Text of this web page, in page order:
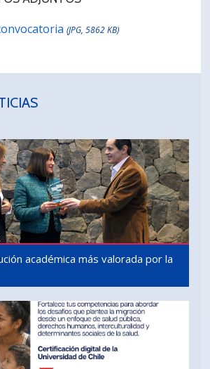
(JPG, 5862 KB)
académica más valorada por la